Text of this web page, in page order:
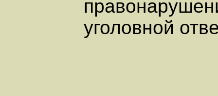
уголовной